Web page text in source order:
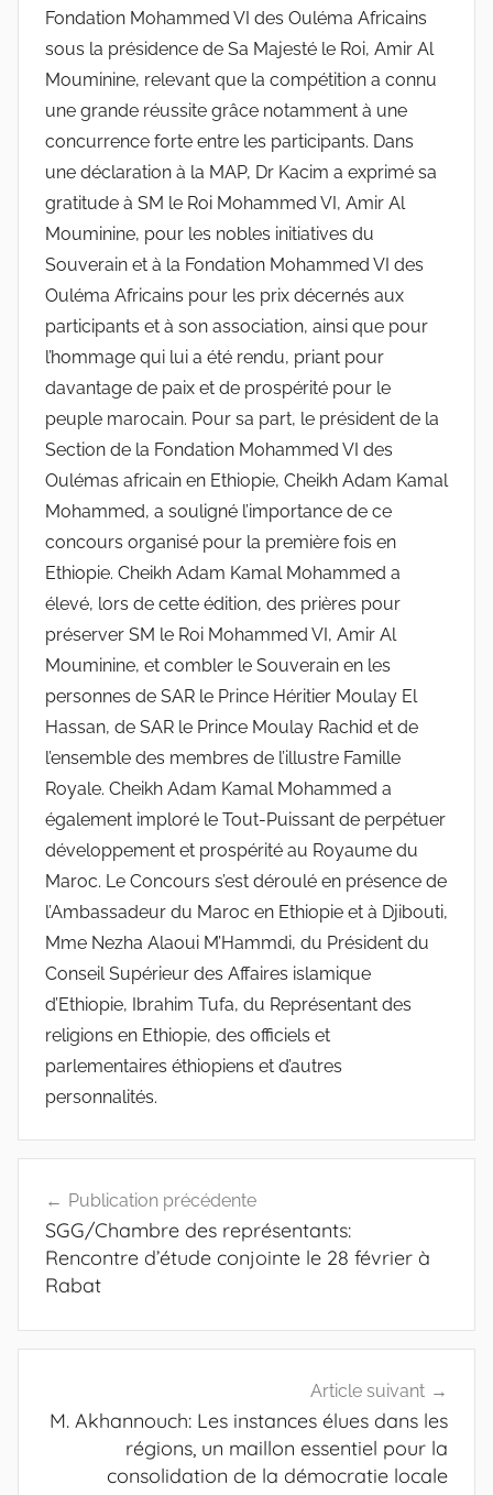
Fondation Mohammed VI des Ouléma Africains
sous la présidence de Sa Majesté le Roi, Amir Al
Mouminine, relevant que la compétition a connu
une grande réussite grâce notamment à une
concurrence forte entre les participants. Dans
une déclaration à la MAP, Dr Kacim a exprimé sa
gratitude à SM le Roi Mohammed VI, Amir Al
Mouminine, pour les nobles initiatives du
Souverain et à la Fondation Mohammed VI des
Ouléma Africains pour les prix décernés aux
participants et à son association, ainsi que pour
l’hommage qui lui a été rendu, priant pour
davantage de paix et de prospérité pour le
peuple marocain. Pour sa part, le président de la
Section de la Fondation Mohammed VI des
Oulémas africain en Ethiopie, Cheikh Adam Kamal
Mohammed, a souligné l’importance de ce
concours organisé pour la première fois en
Ethiopie. Cheikh Adam Kamal Mohammed a
élevé, lors de cette édition, des prières pour
préserver SM le Roi Mohammed VI, Amir Al
Mouminine, et combler le Souverain en les
personnes de SAR le Prince Héritier Moulay El
Hassan, de SAR le Prince Moulay Rachid et de
l’ensemble des membres de l’illustre Famille
Royale. Cheikh Adam Kamal Mohammed a
également imploré le Tout-Puissant de perpétuer
développement et prospérité au Royaume du
Maroc. Le Concours s’est déroulé en présence de
l’Ambassadeur du Maroc en Ethiopie et à Djibouti,
Mme Nezha Alaoui M’Hammdi, du Président du
Conseil Supérieur des Affaires islamique
d’Ethiopie, Ibrahim Tufa, du Représentant des
religions en Ethiopie, des officiels et
parlementaires éthiopiens et d’autres
personnalités.
de
l’article
Publication précédente
SGG/Chambre des représentants:
Rencontre d’étude conjointe le 28 février à
Rabat
Article suivant
M. Akhannouch: Les instances élues dans les
régions, un maillon essentiel pour la
consolidation de la démocratie locale